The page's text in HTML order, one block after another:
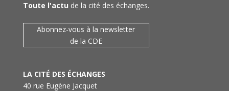
Toute l'actu de la cité des échanges.
Abonnez-vous à la newsletter
de la CDE
LA CITÉ DES ÉCHANGES
40 rue Eugène Jacquet